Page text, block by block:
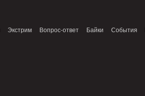
Экстрим Вопрос-ответ Байки События